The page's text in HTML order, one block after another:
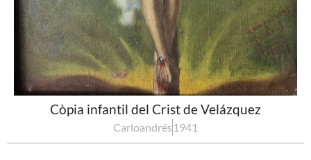
Còpia infantil del Crist de Velázquez
Carloandrés 1941